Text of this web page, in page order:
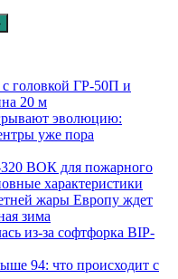
головкой ГР-50П и
20 м
эволюцию:
уже пора
ВОК для пожарного
характеристики
жары Европу ждет
зима
из-за софтфорка BIP-
94: что происходит с